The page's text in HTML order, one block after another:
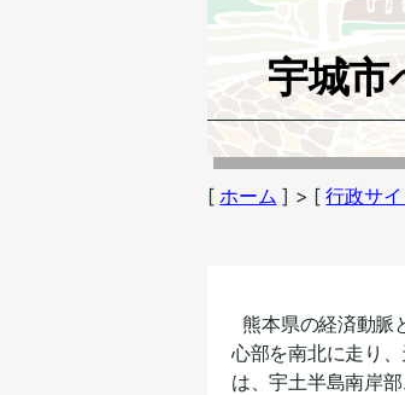
宇城市
[ ホーム ] > [行政サイ
熊本県の経済動脈
心部を南北に走り
は、宇土半島南岸